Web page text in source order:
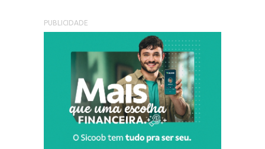
PUBLICIDADE